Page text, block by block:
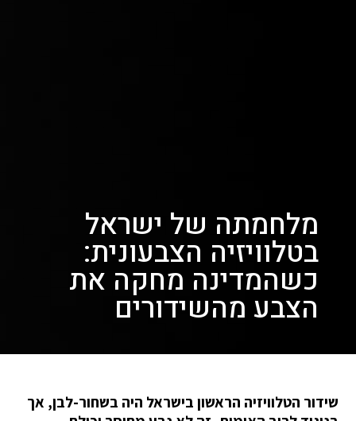
מלחמתה של ישראל
בטלוויזיה הצבעונית:
כשהמדינה מחקה את
הצבע מהשידורים
שידור הטלוויזיה הראשון בישראל היה בשחור-לבן, אך